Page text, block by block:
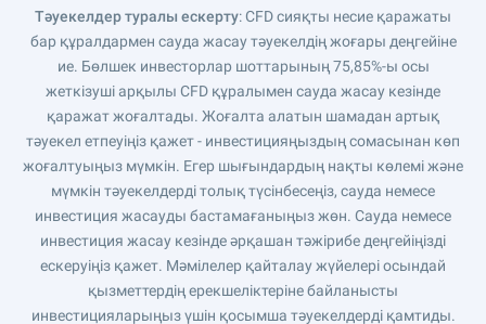
Тәуекелдер туралы ескерту: CFD сияқты несие қаражаты
бар құралдармен сауда жасау тәуекелдің жоғары деңгейіне
ие. Бөлшек инвесторлар шоттарының 75,85%-ы осы
жеткізуші арқылы CFD құралымен сауда жасау кезінде
қаражат жоғалтады. Жоғалта алатын шамадан артық
тәуекел етпеуіңіз қажет - инвестицияңыздың сомасынан көп
жоғалтуыңыз мүмкін. Егер шығындардың нақты көлемі және
мүмкін тәуекелдерді толық түсінбесеңіз, сауда немесе
инвестиция жасауды бастамағаныңыз жөн. Сауда немесе
инвестиция жасау кезінде әрқашан тәжірибе деңгейіңізді
ескеруіңіз қажет. Мәмілелер қайталау жүйелері осындай
қызметтердің ерекшеліктеріне байланысты
инвестицияларыңыз үшін қосымша тәуекелдерді қамтиды.